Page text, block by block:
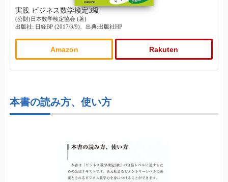
実践 ビジネス数学検定3級
(公財)日本数学検定協会 (著)
出版社: 日経BP (2017/3/9)、出典:出版社HP
Amazon Rakuten
本書の読み方、使い方